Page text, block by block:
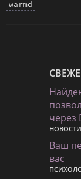
warmd
через
Ваш
вас